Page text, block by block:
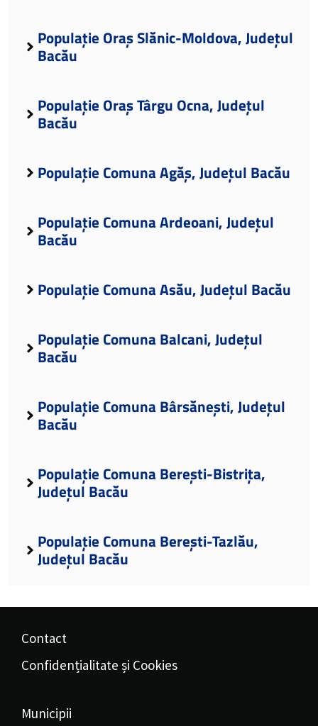
Populație Oraș Slănic-Moldova, Județul
Bacău
Populație Oraș Târgu Ocna, Județul
Bacău
Populație Comuna Agăș, Județul Bacău
Populație Comuna Ardeoani, Județul
Bacău
Populație Comuna Asău, Județul Bacău
Populație Comuna Balcani, Județul
Bacău
Populație Comuna Bârsănești, Județul
Bacău
Populație Comuna Berești-Bistrița,
Județul Bacău
Populație Comuna Berești-Tazlău,
Județul Bacău
Contact
Confidențialitate și Cookies
Municipii